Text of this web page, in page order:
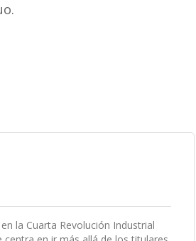
la Cuarta Revolución Industrial